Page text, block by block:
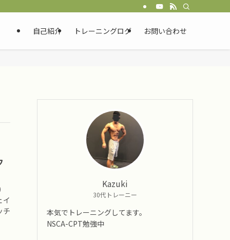
自己紹介 トレーニングログ お問い合わせ
イ
チ
Kazuki
30代トレーニー
本気でトレーニングしてます。
NSCA-CPT勉強中